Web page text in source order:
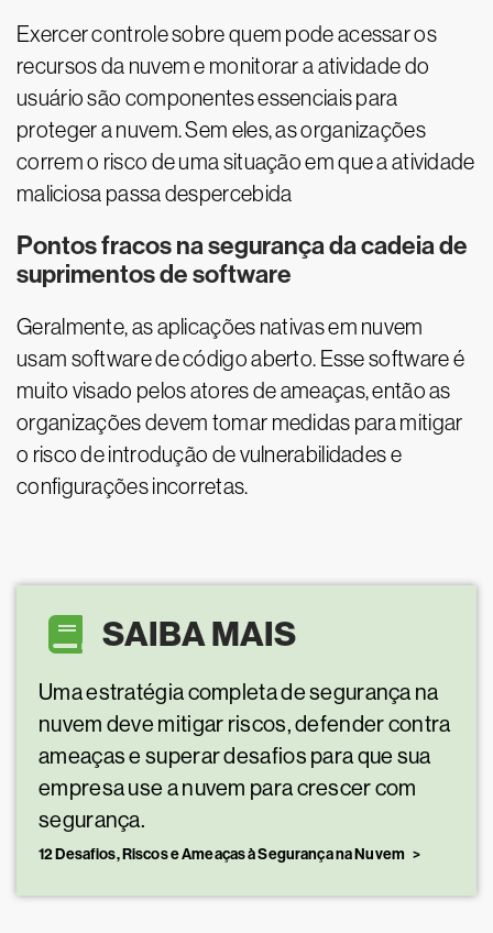
Exercer controle sobre quem pode acessar os
recursos da nuvem e monitorar a atividade do
usuário são componentes essenciais para
proteger a nuvem. Sem eles, as organizações
correm o risco de uma situação em que a atividade
maliciosa passa despercebida
Pontos fracos na segurança da cadeia de
suprimentos de software
Geralmente, as aplicações nativas em nuvem
usam software de código aberto. Esse software é
muito visado pelos atores de ameaças, então as
organizações devem tomar medidas para mitigar
o risco de introdução de vulnerabilidades e
configurações incorretas.
SAIBA MAIS
Uma estratégia completa de segurança na
nuvem deve mitigar riscos, defender contra
ameaças e superar desafios para que sua
empresa use a nuvem para crescer com
segurança.
12 Desafios, Riscos e Ameaças à Segurança na Nuvem